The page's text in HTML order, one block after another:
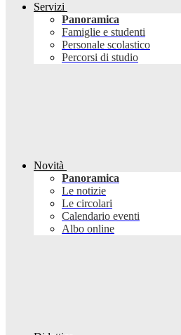
Servizi
Panoramica
Famiglie e studenti
Personale scolastico
Percorsi di studio
Novità
Panoramica
Le notizie
Le circolari
Calendario eventi
Albo online